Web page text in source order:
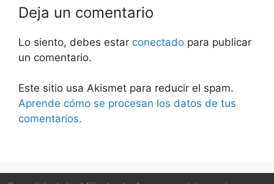
Deja un comentario
Lo siento, debes estar conectado para publicar
un comentario.
Este sitio usa Akismet para reducir el spam.
Aprende cómo se procesan los datos de tus
comentarios.